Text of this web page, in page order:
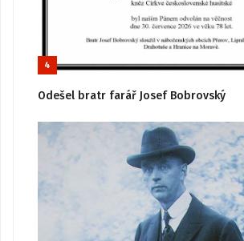
4
Odešel bratr farář Josef Bobrovský